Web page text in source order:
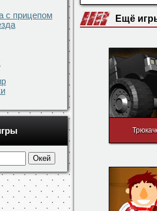
с прицепом
Скачать
Понравилась
Управление
→ ↑ ↓
Ещё